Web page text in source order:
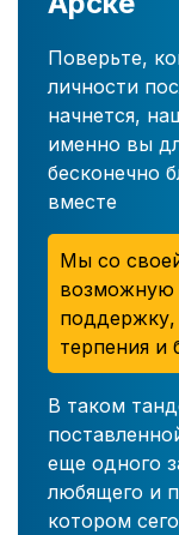
Поверьте,
личности
начнется,
именно вы
бесконечно
вместе
Мы со
возможную
терпения и
В таком
еще одного
любящего и
котором